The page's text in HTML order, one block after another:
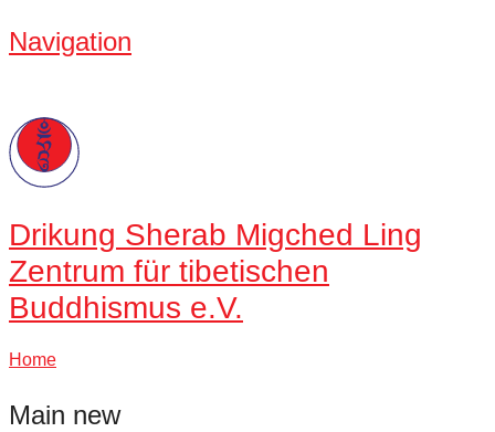
Navigation
Drikung Sherab Migched Ling
Zentrum für tibetischen
Buddhismus e.V.
Home
Main new